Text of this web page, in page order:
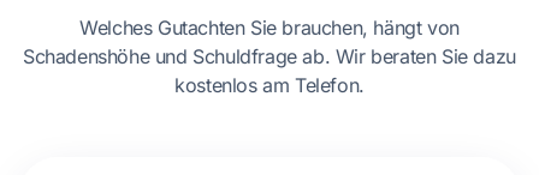
Welches Gutachten Sie brauchen, hängt von
Schadenshöhe und Schuldfrage ab. Wir beraten Sie dazu
kostenlos am Telefon.